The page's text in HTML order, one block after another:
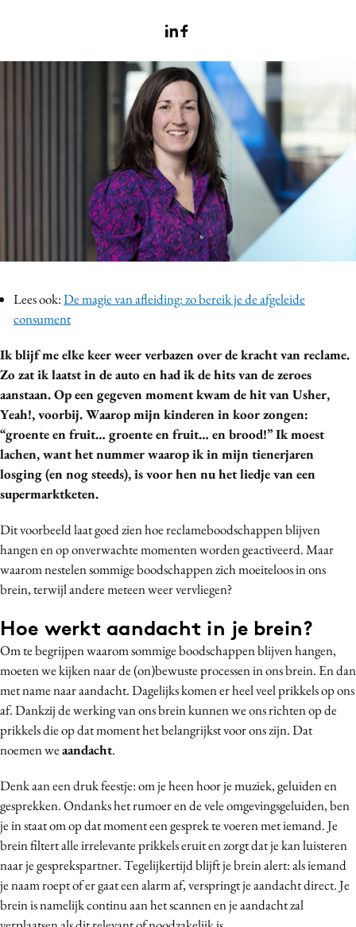
Customer Experience
Diversiteit
Effectiviteit
Influencer marketing
Interne communicatie
Martech
Media
Merkstrategie
PR
Purpose Marketing
Reputatie & crisis
Lees ook:De magie van afleiding: zo bereik je de afgeleide
consument
Ik blijf me elke keer weer verbazen over de kracht van reclame.
Zo zat ik laatst in de auto en had ik de hits van de zeroes
aanstaan. Op een gegeven moment kwam de hit van Usher,
Yeah!, voorbij. Waarop mijn kinderen in koor zongen:
“groente en fruit… groente en fruit… en brood!” Ik moest
lachen, want het nummer waarop ik in mijn tienerjaren
losging (en nog steeds), is voor hen nu het liedje van een
supermarktketen.
Dit voorbeeld laat goed zien hoe reclameboodschappen blijven
hangen en op onverwachte momenten worden geactiveerd. Maar
waarom nestelen sommige boodschappen zich moeiteloos in ons
brein, terwijl andere meteen weer vervliegen?
Hoe werkt aandacht in je brein?
Om te begrijpen waarom sommige boodschappen blijven hangen,
moeten we kijken naar de (on)bewuste processen in ons brein. En dan
met name naar aandacht. Dagelijks komen er heel veel prikkels op ons
af. Dankzij de werking van ons brein kunnen we ons richten op de
prikkels die op dat moment het belangrijkst voor ons zijn. Dat
noemen weaandacht.
Denk aan een druk feestje: om je heen hoor je muziek, geluiden en
gesprekken. Ondanks het rumoer en de vele omgevingsgeluiden, ben
je in staat om op dat moment een gesprek te voeren met iemand. Je
brein filtert alle irrelevante prikkels eruit en zorgt dat je kan luisteren
naar je gesprekspartner. Tegelijkertijd blijft je brein alert: als iemand
je naam roept of er gaat een alarm af, verspringt je aandacht direct. Je
brein is namelijk continu aan het scannen en je aandacht zal